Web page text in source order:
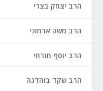
הרב יצחק בצרי
הרב משה ארמוני
הרב יוסף מזרחי
הרב שקד בוהדנה